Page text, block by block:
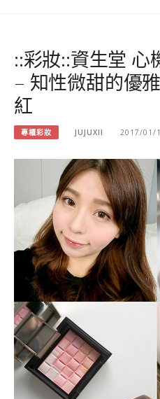
::彩妝::資生堂
– 知性微甜的優
紅
專櫃彩妝 JUJUXII 2017/01/